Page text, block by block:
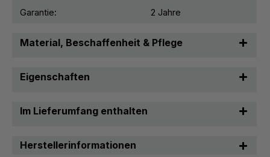
Garantie: 2 Jahre
Material, Beschaffenheit & Pflege
Eigenschaften
Im Lieferumfang enthalten
Herstellerinformationen